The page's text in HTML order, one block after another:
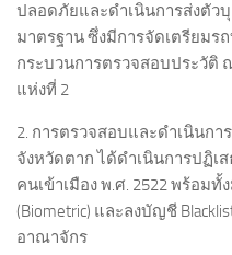
ปลอดภัยและดำเนินการส่งตั
มาตรฐาน ซึ่งมีการจัดเตรียม
กระบวนการตรวจสอบประวัติ
แห่งที่ 2
2. การตรวจสอบและดำเนินก
จังหวัดตาก ได้ดำเนินการปฏิเ
คนเข้าเมือง พ.ศ. 2522 พร้อ
(Biometric) และลงบัญชี
อาณาจักร